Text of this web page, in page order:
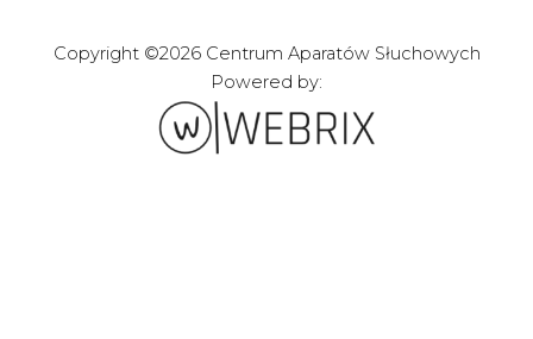
Copyright ©2026 Centrum Aparatów Słuchowych
Powered by: